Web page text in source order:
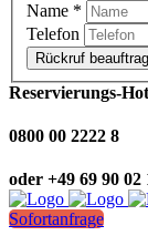
Name *
Telefon
Rückruf
Reservierungs-
0800 00 2222 8
oder +49 69 90 02
Sofortanfrage